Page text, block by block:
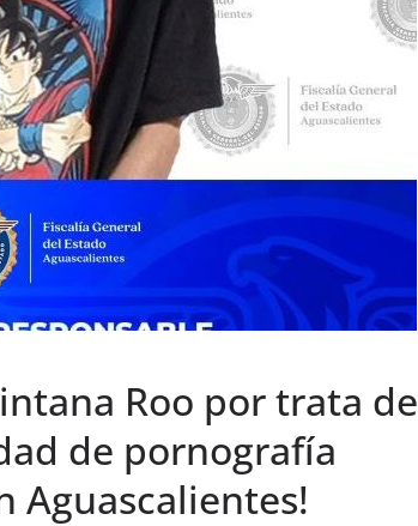
Roo por trata de
de pornografía
Aguascalientes!